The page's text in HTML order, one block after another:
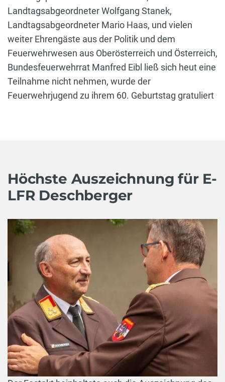
Landtagsabgeordneter Wolfgang Stanek,
Landtagsabgeordneter Mario Haas, und vielen
weiter Ehrengäste aus der Politik und dem
Feuerwehrwesen aus Oberösterreich und Österreich,
Bundesfeuerwehrrat Manfred Eibl ließ sich heut eine
Teilnahme nicht nehmen, wurde der
Feuerwehrjugend zu ihrem 60. Geburtstag gratuliert
Höchste Auszeichnung für E-
LFR Deschberger